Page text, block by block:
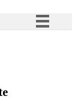
informação